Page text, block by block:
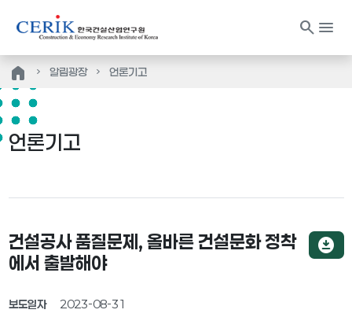
search menu
home 알림광장 언론기고
언론기고
건설공사 품질문제, 올바른 건설문화 정착
에서 출발해야
보도일자 2023-08-31
download_for_offline